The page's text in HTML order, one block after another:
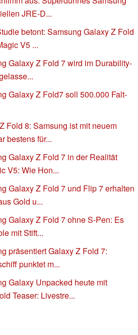
JRE-D...
betont: Samsung Galaxy Z Fold
V5 ...
Galaxy Z Fold 7 wird im Durability-
Galaxy Z Fold7 soll 500.000 Falt-
Fold 8: Samsung ist mit neuem
bestens für...
Galaxy Z Fold 7 in der Realität
V5: Wie Hon...
Galaxy Z Fold 7 und Flip 7 erhalten
Gold u...
Galaxy Z Fold 7 ohne S-Pen: Es
mit Stift...
präsentiert Galaxy Z Fold 7:
punktet m...
Galaxy Unpacked heute mit
Teaser: Livestre...